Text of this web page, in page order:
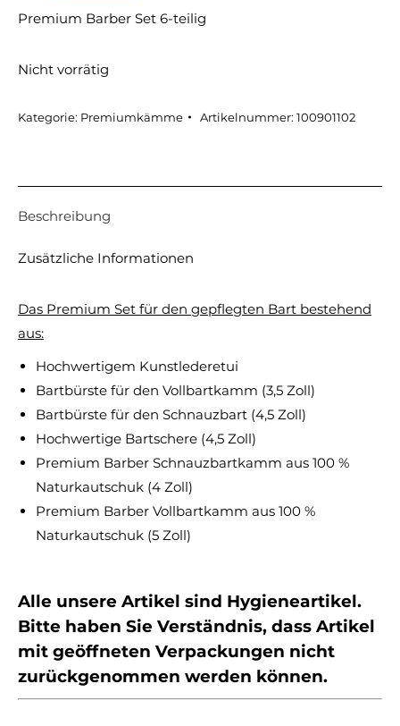
Premium Barber Set 6-teilig
Nicht vorrätig
Kategorie: Premiumkämme Artikelnummer: 100901102
Beschreibung
Zusätzliche Informationen
Das Premium Set für den gepflegten Bart bestehend
aus:
Hochwertigem Kunstlederetui
Bartbürste für den Vollbartkamm (3,5 Zoll)
Bartbürste für den Schnauzbart (4,5 Zoll)
Hochwertige Bartschere (4,5 Zoll)
Premium Barber Schnauzbartkamm aus 100 %
Naturkautschuk (4 Zoll)
Premium Barber Vollbartkamm aus 100 %
Naturkautschuk (5 Zoll)
Alle unsere Artikel sind Hygieneartikel.
Bitte haben Sie Verständnis, dass Artikel
mit geöffneten Verpackungen nicht
zurückgenommen werden können.